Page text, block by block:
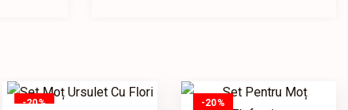
-20% -20%